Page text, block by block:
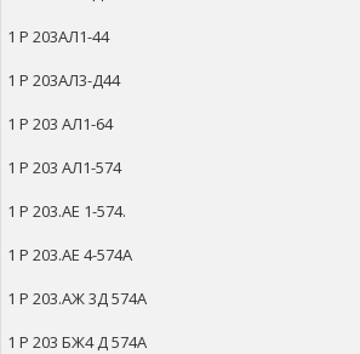
1 Р 203АЛ1-44
1 Р 203АЛ3-Д44
1 Р 203 АЛ1-64
1 Р 203 АЛ1-574
1 Р 203.АЕ 1-574.
1 Р 203.АЕ 4-574А
1 Р 203.АЖ 3Д 574А
1 Р 203 БЖ4 Д 574А